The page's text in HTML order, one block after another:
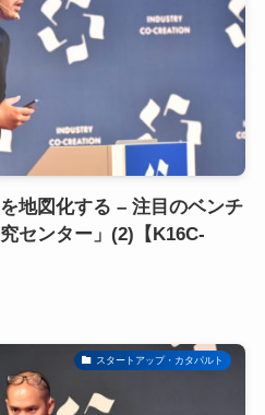
地図化する – 注目のベンチ
センター」(2)【K16C-
スタートアップ・カタパルト